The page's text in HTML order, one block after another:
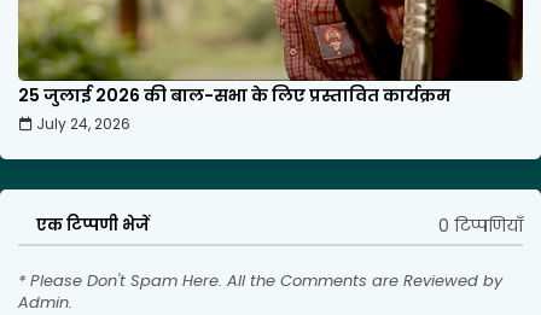
25 जुलाई 2026 की बाल-सभा के लिए प्रस्तावित कार्यक्रम
July 24, 2026
एक टिप्पणी भेजें 0 टिप्पणियाँ
* Please Don't Spam Here. All the Comments are Reviewed by
Admin.